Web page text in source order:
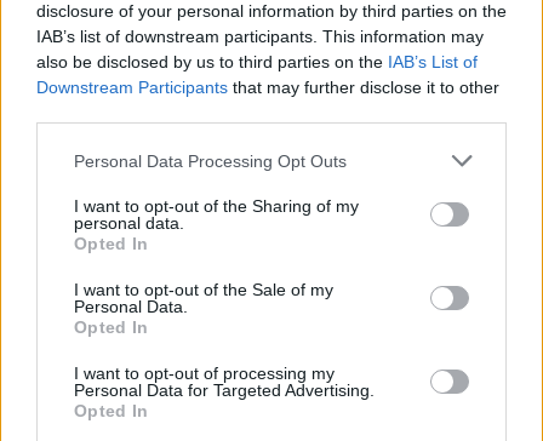
disclosure of your personal information by third parties on the
IAB’s list of downstream participants. This information may
also be disclosed by us to third parties on the IAB’s List of
Downstream Participants that may further disclose it to other
Please note that this website/app uses one or more Google
not limited to your visit or usage behaviour. You may click to
grant or deny consent to Google and its third-party tags to
use your data for below specified purposes in below Google
consent section.
Personal Data Processing Opt Outs
I want to opt-out of the Sharing of my
personal data.
Opted In
I want to opt-out of the Sale of my
Personal Data.
Opted In
I want to opt-out of processing my
Personal Data for Targeted Advertising.
Opted In
Rengeteg hír és cikk vár rád, lehet, hogy éppen nem
jön szembe GSO-n vagy a social médiában. Segítünk,
hogy naprakész maradj, kiválogatjuk neked a
legjobbakat,iratkozz fel hírlevelünkre!
Kijelentem, hogy az
megismertem és azt elfogadom.